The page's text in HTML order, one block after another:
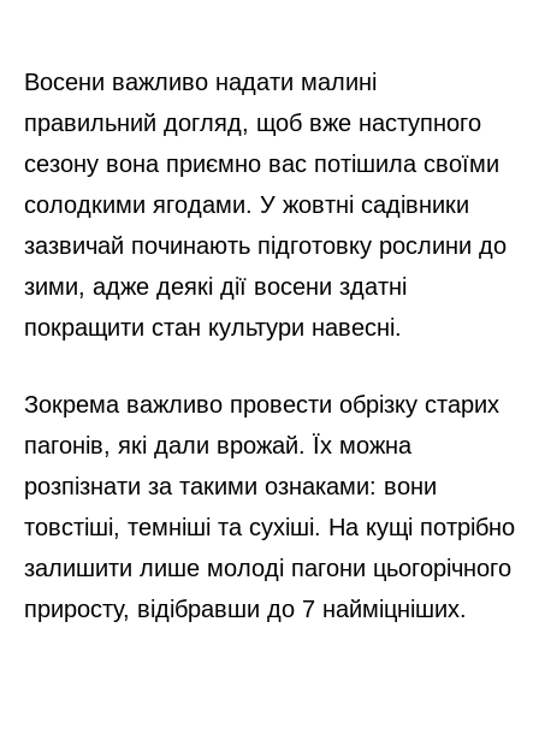
Восени важливо надати малині
правильний догляд, щоб вже наступного
сезону вона приємно вас потішила своїми
солодкими ягодами. У жовтні садівники
зазвичай починають підготовку рослини до
зими, адже деякі дії восени здатні
покращити стан культури навесні.
Зокрема важливо провести обрізку старих
пагонів, які дали врожай. Їх можна
розпізнати за такими ознаками: вони
товстіші, темніші та сухіші. На кущі потрібно
залишити лише молоді пагони цьогорічного
приросту, відібравши до 7 найміцніших.